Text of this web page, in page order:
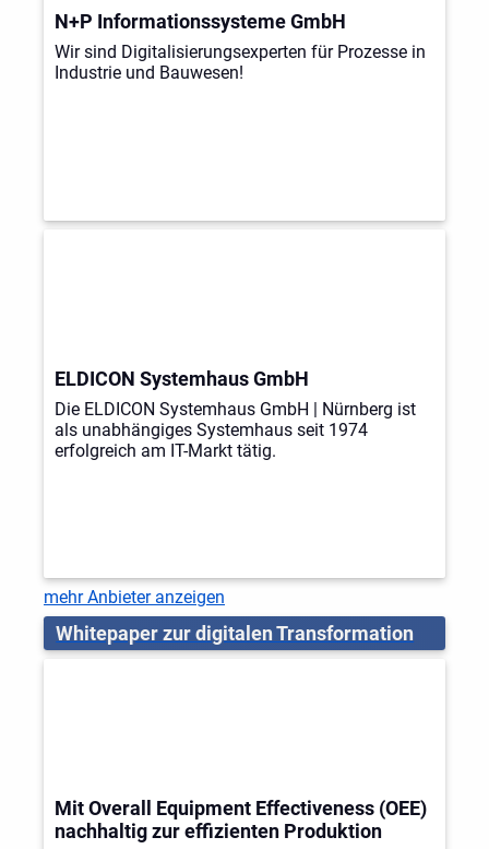
N+P Informationssysteme GmbH
Wir sind Digitalisierungsexperten für Prozesse in
Industrie und Bauwesen!
ELDICON Systemhaus GmbH
Die ELDICON Systemhaus GmbH | Nürnberg ist
als unabhängiges Systemhaus seit 1974
erfolgreich am IT-Markt tätig.
mehr Anbieter anzeigen
Whitepaper zur digitalen Transformation
Mit Overall Equipment Effectiveness (OEE)
nachhaltig zur effizienten Produktion